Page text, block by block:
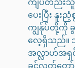
ပေးပြီး နူ
ကျွန်ုပ်တို့ကို
လေ့ရှိသည်။
အလ္လာဟ်အရှ